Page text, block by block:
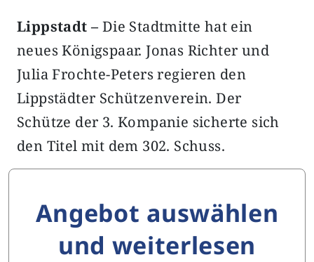
Lippstadt – Die Stadtmitte hat ein
neues Königspaar. Jonas Richter und
Julia Frochte-Peters regieren den
Lippstädter Schützenverein. Der
Schütze der 3. Kompanie sicherte sich
den Titel mit dem 302. Schuss.
Angebot auswählen
und weiterlesen